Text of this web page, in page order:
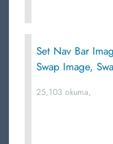
Set Nav Bar
Swap Image,
25,103 okuma,